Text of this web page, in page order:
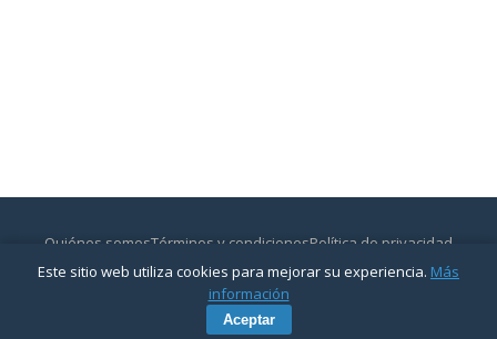
Este sitio web utiliza cookies para mejorar su experiencia. Más
información
Aceptar
Quiénes somosTérminos y condicionesPolítica de privacidad
Contactar
CajasyBancos.com— Todos los derechos reservados.